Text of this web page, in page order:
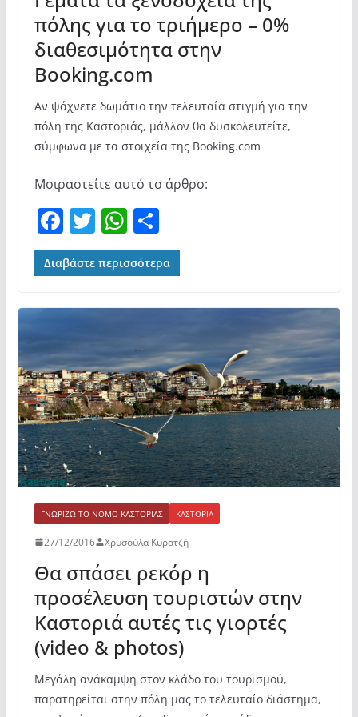
πόλης για το τριήμερο – 0%
διαθεσιμότητα στην
Booking.com
Αν ψάχνετε δωμάτιο την τελευταία στιγμή για την
πόλη της Καστοριάς, μάλλον θα δυσκολευτείτε,
σύμφωνα με τα στοιχεία της Booking.com
Μοιραστείτε αυτό το άρθρο:
F
a
c
b
o
o
k
T
w
itt
W
h
at
p
p
Μ
οι
ρ
τε
ίτ
ε
Διαβάστε περισσότερα
ΓΝΩΡΊΖΩ ΤΟ ΝΟΜΌ ΚΑΣΤΟΡΙΆΣ ΚΑΣΤΟΡΙΆ
27/12/2016 Χρυσούλα Κυρατζή
Θα σπάσει ρεκόρ η
προσέλευση τουριστών στην
Καστοριά αυτές τις γιορτές
(video & photos)
Μεγάλη ανάκαμψη στον κλάδο του τουρισμού,
παρατηρείται στην πόλη μας το τελευταίο διάστημα,